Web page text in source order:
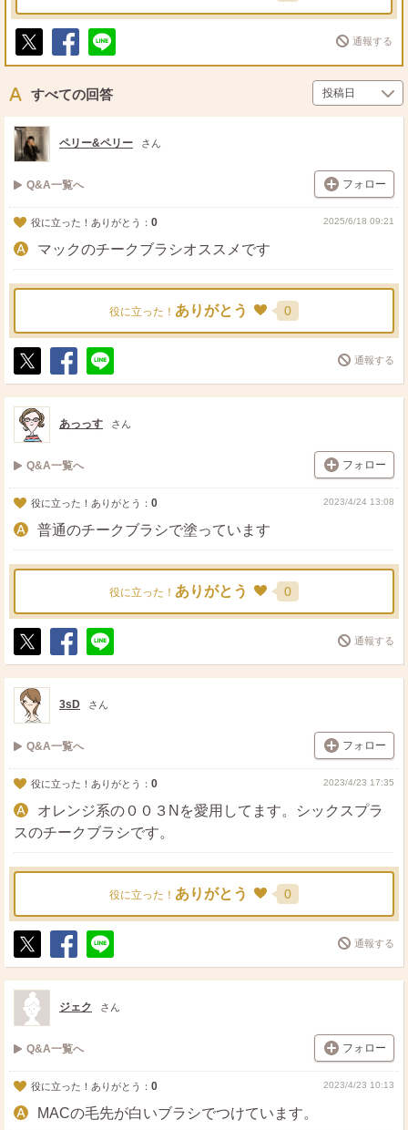
ポ
ト
シ
ア
送
通報する
すべての回答
ペリー&ペリー さん
Q&A一覧へ フォロー
役に立った！ありがとう： 0 2025/6/18 09:21
マックのチークブラシオススメです
役に立った！ ありがとう 0
ポ
ス
ト
シ
ェ
送
る
通報する
あっっす さん
Q&A一覧へ フォロー
役に立った！ありがとう： 0 2023/4/24 13:08
普通のチークブラシで塗っています
役に立った！ ありがとう 0
ポ
ス
ト
シ
ェ
送
る
通報する
3sD さん
Q&A一覧へ フォロー
役に立った！ありがとう： 0 2023/4/23 17:35
オレンジ系の００３Nを愛用してます。シックスプラ
スのチークブラシです。
役に立った！ ありがとう 0
ポ
ス
ト
シ
ェ
送
る
通報する
ジェク さん
Q&A一覧へ フォロー
役に立った！ありがとう： 0 2023/4/23 10:13
MACの毛先が白いブラシでつけています。